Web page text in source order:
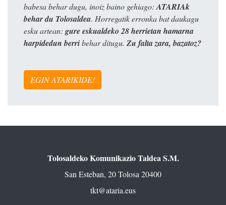
babesa behar dugu, inoiz baino gehiago: ATARIAk
behar du Tolosaldea. Horregatik erronka bat daukagu
esku artean: gure eskualdeko 28 herrietan hamarna
harpidedun berribehar ditugu. Zu falta zara, bazatoz?
EGIN ATARIKIDE!
Tolosaldeko Komunikazio Taldea S.M.
San Esteban, 20 Tolosa 20400
tkt@ataria.eus